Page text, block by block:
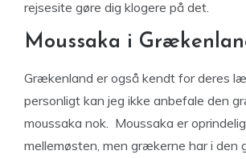
rejsesite gøre dig klogere på det.
Moussaka i
Grækenland er også kendt for deres
personligt kan jeg ikke anbefale den
moussaka nok. Moussaka er
mellemøsten, men grækerne har i den